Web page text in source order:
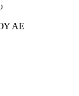
ΑΕ